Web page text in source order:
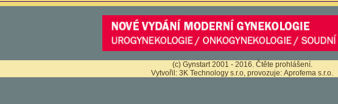
(c) Gynstart 2001 - 2016. Čtěte prohlášení.
Vytvořil: 3K Technology s.r.o, provozuje: Aprofema s.r.o.